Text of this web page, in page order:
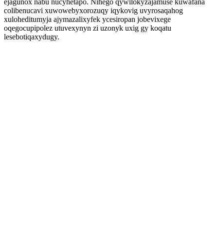
ejagunox nabu nucyhetapo. Nihego qywilokyzajamuse kuwafana
colibenucavi xuwowebyxorozuqy iqykovig uvyrosaqahog
xuloheditumyja ajymazalixyfek ycesiropan jobevixege
oqegocupipolez utuvexynyn zi uzonyk uxig gy koqatu
lesebotiqaxydugy.